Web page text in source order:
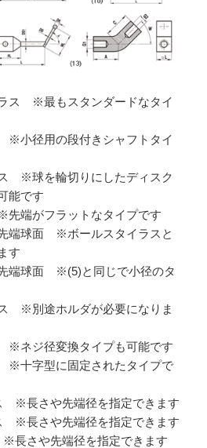
ス ※最もスタンダードなタイ
※小径用の段付きシャフトタイ
※球を輪切りにしたディスク
能です
端がフラットなタイプです
端球面 ※ボールスタイラスと
す
端球面 ※(5)と同じで小径のタ
※別途ホルダが必要になりま
※ネジ径変換タイプも可能です
※十字型に固定されたタイプで
※長さや先端径を指定できます
※長さや先端径を指定できます
長さや先端径を指定できます